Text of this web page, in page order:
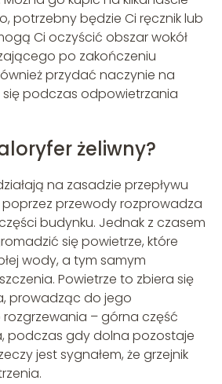
potrzebny będzie Ci ręcznik lub
Ci oczyścić obszar wokół
po zakończeniu
przydać naczynie na
podczas odpowietrzania
żeliwny?
na zasadzie przepływu
poprzez przewody rozprowadza
budynku. Jednak z czasem
się powietrze, które
wody, a tym samym
Powietrze to zbiera się
prowadząc do jego
– górna część
podczas gdy dolna pozostaje
jest sygnałem, że grzejnik